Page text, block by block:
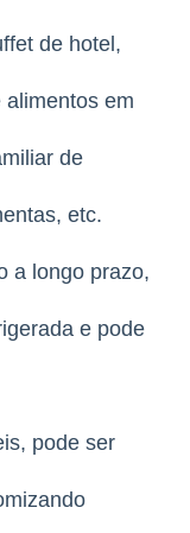
de hotel,
em
de
etc.
a longo prazo,
e pode
pode ser